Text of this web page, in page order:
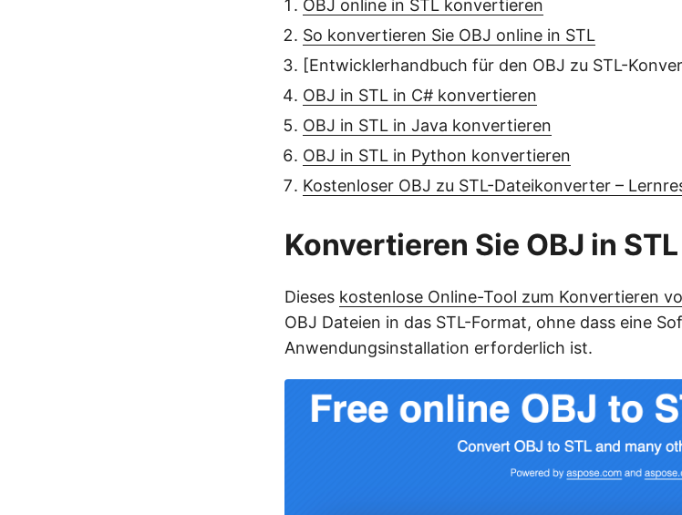
OBJ online in STL konvertieren
So konvertieren Sie OBJ online in STL
[Entwicklerhandbuch für den OBJ zu STL-
OBJ in STL in C# konvertieren
OBJ in STL in Java konvertieren
OBJ in STL in Python konvertieren
Kostenloser OBJ zu STL-Dateikonverter –
Konvertieren Sie OBJ in
Dieses kostenlose Online-Tool zum Konvertieren
OBJ Dateien in das STL-Format, ohne dass eine
Anwendungsinstallation erforderlich ist.